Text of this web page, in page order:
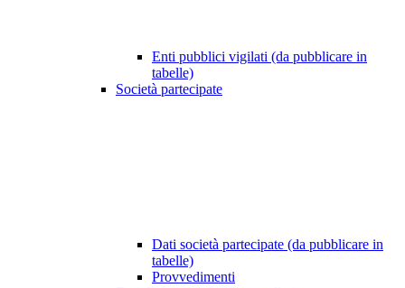
Enti pubblici vigilati (da pubblicare in
tabelle)
Società partecipate
Dati società partecipate (da pubblicare in
tabelle)
Provvedimenti